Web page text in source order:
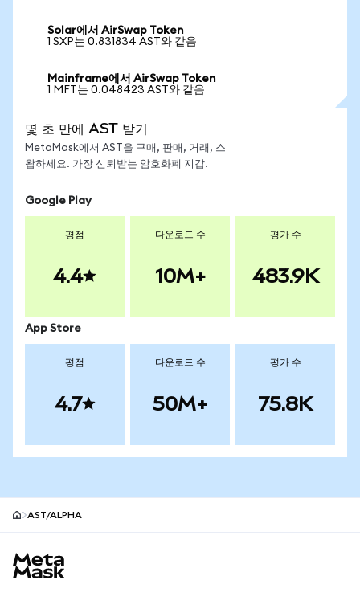
Solar에서 AirSwap Token
1 SXP는 0.831834 AST와 같음
Mainframe에서 AirSwap Token
1 MFT는 0.048423 AST와 같음
몇 초 만에 AST 받기
MetaMask에서 AST을 구매, 판매, 거래, 스
왑하세요. 가장 신뢰받는 암호화폐 지갑.
Google Play
평점
4.4
다운로드 수
10M+
평가 수
483.9K
App Store
평점
4.7
다운로드 수
50M+
평가 수
75.8K
AST/ALPHA